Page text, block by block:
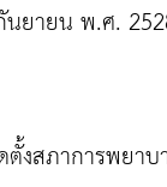
ยายน พ.ศ.
สภาการพยาบ